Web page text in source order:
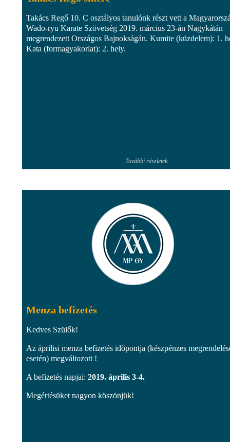
Takács Regő 10. C osztályos tanulónk részt vett a
Wado-ryu Karate Szövetség 2019. március 23-án Nagykátán
megrendezett Országos Bajnokságán. Kumite (küzdelem): 1.
Kata (formagyakorlat): 2. hely.
További részletek
Menza befizetés
Kedves Szülők!
Az áprilisi menza befizetés időpontja (készpénzes
esetén) megváltozott !
A befizetés napjai: 2019. április 3-4.
Megértésüket nagyon köszönjük!